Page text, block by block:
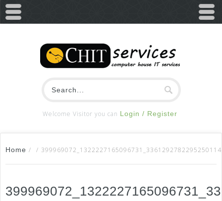
Welcome Visitor you can Login / Register
Home / /